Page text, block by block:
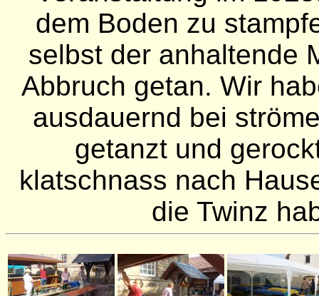
dem Boden zu
selbst der anhaltende
Abbruch getan. Wir
ausdauernd bei
getanzt und
klatschnass nach
die Twinz